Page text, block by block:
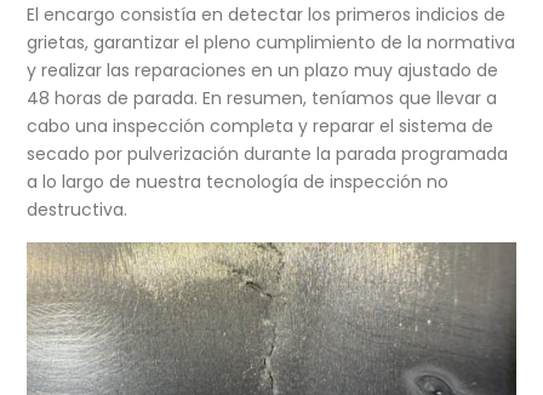
El encargo consistía en detectar los primeros indicios de
grietas, garantizar el pleno cumplimiento de la normativa
y realizar las reparaciones en un plazo muy ajustado de
48 horas de parada. En resumen, teníamos que llevar a
cabo una inspección completa y reparar el sistema de
secado por pulverización durante la parada programada
a lo largo denuestra tecnología de inspección no
destructiva.